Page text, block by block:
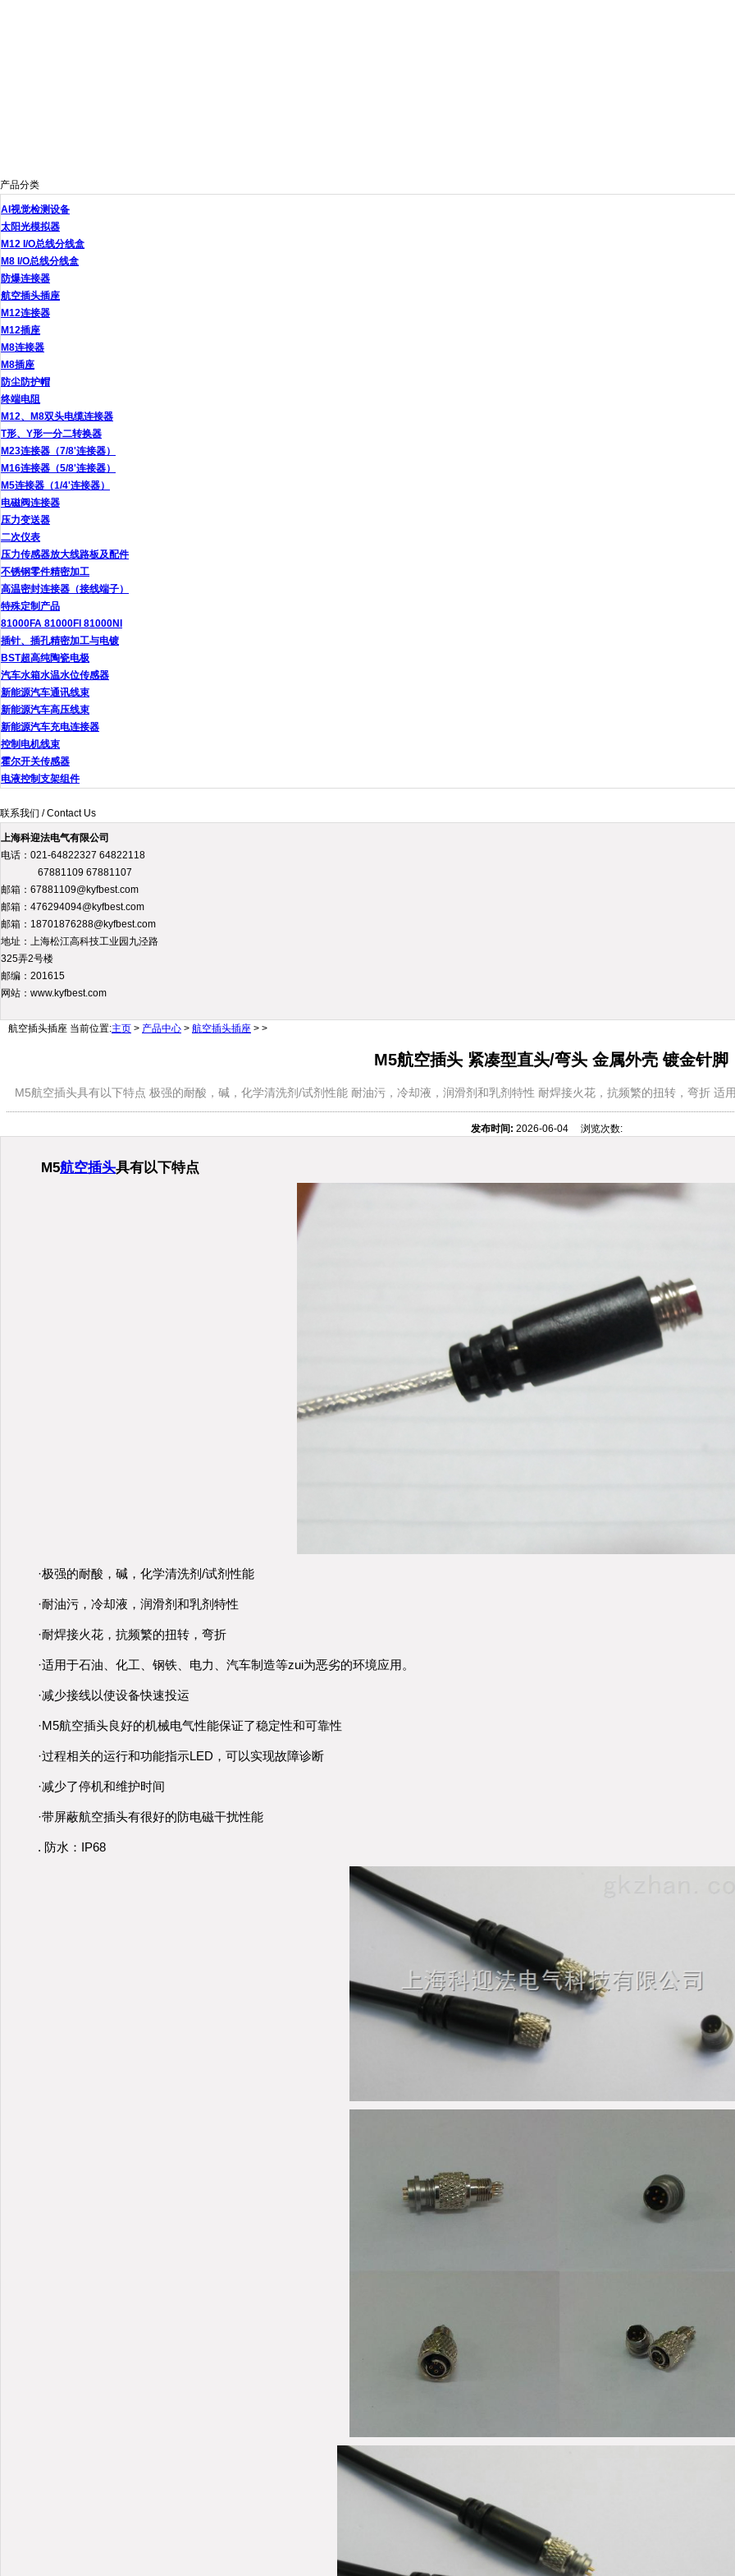
产品分类
AI视觉检测设备
太阳光模拟器
M12 I/O总线分线盒
M8 I/O总线分线盒
防爆连接器
航空插头插座
M12连接器
M12插座
M8连接器
M8插座
防尘防护帽
终端电阻
M12、M8双头电缆连接器
T形、Y形一分二转换器
M23连接器（7/8'连接器）
M16连接器（5/8'连接器）
M5连接器（1/4'连接器）
电磁阀连接器
压力变送器
二次仪表
压力传感器放大线路板及配件
不锈钢零件精密加工
高温密封连接器（接线端子）
特殊定制产品
81000FA 81000FI 81000NI
插针、插孔精密加工与电镀
BST超高纯陶瓷电极
汽车水箱水温水位传感器
新能源汽车通讯线束
新能源汽车高压线束
新能源汽车充电连接器
控制电机线束
霍尔开关传感器
电液控制支架组件
联系我们 / Contact Us
上海科迎法电气有限公司
电话：021-64822327 64822118
67881109 67881107
邮箱：67881109@kyfbest.com
邮箱：476294094@kyfbest.com
邮箱：18701876288@kyfbest.com
地址：上海松江高科技工业园九泾路
325弄2号楼
邮编：201615
网站：www.kyfbest.com
航空插头插座 当前位置:主页 > 产品中心 > 航空插头插座 > >
M5航空插头 紧凑型直头/弯头 金属外壳 镀金针脚
M5航空插头具有以下特点 极强的耐酸，碱，化学清洗剂/试剂性能 耐油污，冷却液，润滑剂和乳剂特性 耐焊接火花，抗频繁的扭转，弯折 适
发布时间: 2026-06-04 浏览次数:
M5航空插头具有以下特点
·极强的耐酸，碱，化学清洗剂/试剂性能
·耐油污，冷却液，润滑剂和乳剂特性
·耐焊接火花，抗频繁的扭转，弯折
·适用于石油、化工、钢铁、电力、汽车制造等zui为恶劣的环境应用。
·减少接线以使设备快速投运
·M5航空插头良好的机械电气性能保证了稳定性和可靠性
·过程相关的运行和功能指示LED，可以实现故障诊断
·减少了停机和维护时间
·带屏蔽航空插头有很好的防电磁干扰性能
. 防水：IP68